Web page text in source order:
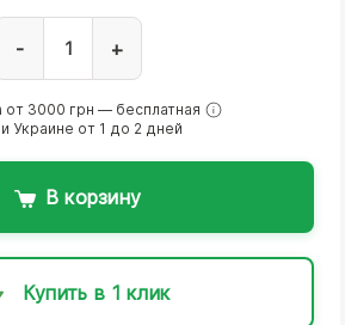
- +
от 3000 грн — бесплатная
Украине от 1 до 2 дней
В корзину
Купить в 1 клик